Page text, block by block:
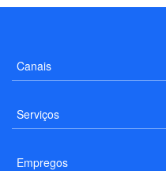
Canais
Serviços
Empregos